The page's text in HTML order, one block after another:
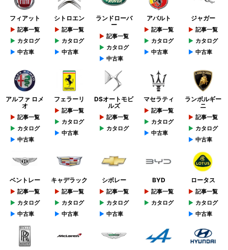
フィアット
記事一覧
カタログ
中古車
シトロエン
記事一覧
カタログ
中古車
ランドローバ
ー
記事一覧
カタログ
中古車
アバルト
記事一覧
カタログ
中古車
ジャガー
記事一覧
カタログ
中古車
アルファ ロメ
オ
記事一覧
カタログ
中古車
フェラーリ
記事一覧
カタログ
中古車
DSオートモビ
ルズ
記事一覧
カタログ
マセラティ
記事一覧
カタログ
中古車
ランボルギー
ニ
記事一覧
カタログ
中古車
ベントレー
記事一覧
カタログ
中古車
キャデラック
記事一覧
カタログ
中古車
シボレー
記事一覧
カタログ
中古車
BYD
記事一覧
カタログ
ロータス
記事一覧
カタログ
中古車